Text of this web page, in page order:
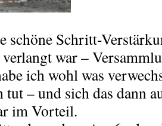
schöne Schritt-
war –
ich wohl was
tut – und sich das dann
im Vorteil.